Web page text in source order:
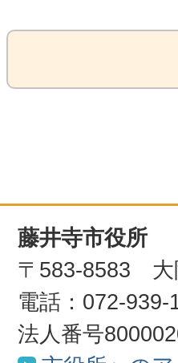
藤井寺市役所
〒583-8583 大
電話：072-
法人番号